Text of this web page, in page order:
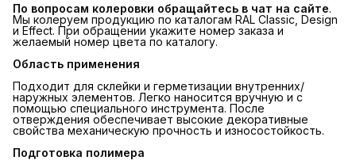
По вопросам колеровки обращайтесь в чат на сайте.
Мы колеруем продукцию по каталогам RAL Classic, Design
и Effect. При обращении укажите номер заказа и
желаемый номер цвета по каталогу.
Область применения
Подходит для склейки и герметизации внутренних/
наружных элементов. Легко наносится вручную и с
помощью специального инструмента. После
отверждения обеспечивает высокие декоративные
свойства механическую прочность и износостойкость.
Подготовка полимера